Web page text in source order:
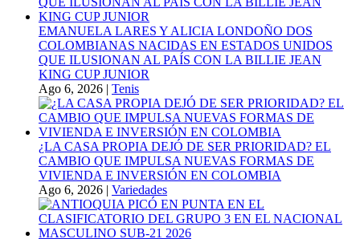
EMANUELA LARES Y ALICIA LONDOÑO DOS
COLOMBIANAS NACIDAS EN ESTADOS UNIDOS
QUE ILUSIONAN AL PAÍS CON LA BILLIE JEAN
KING CUP JUNIOR
Ago 6, 2026 | Tenis
¿LA CASA PROPIA DEJÓ DE SER PRIORIDAD? EL
CAMBIO QUE IMPULSA NUEVAS FORMAS DE
VIVIENDA E INVERSIÓN EN COLOMBIA
Ago 6, 2026 | Variedades